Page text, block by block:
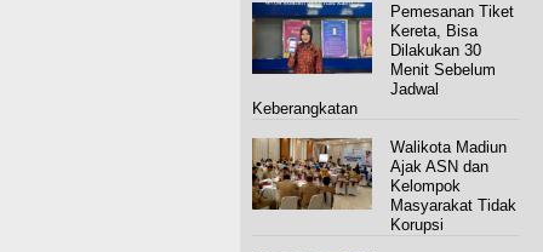
Pemesanan Tiket
Kereta, Bisa
Dilakukan 30
Menit Sebelum
Jadwal
Keberangkatan
Walikota Madiun
Ajak ASN dan
Kelompok
Masyarakat Tidak
Korupsi